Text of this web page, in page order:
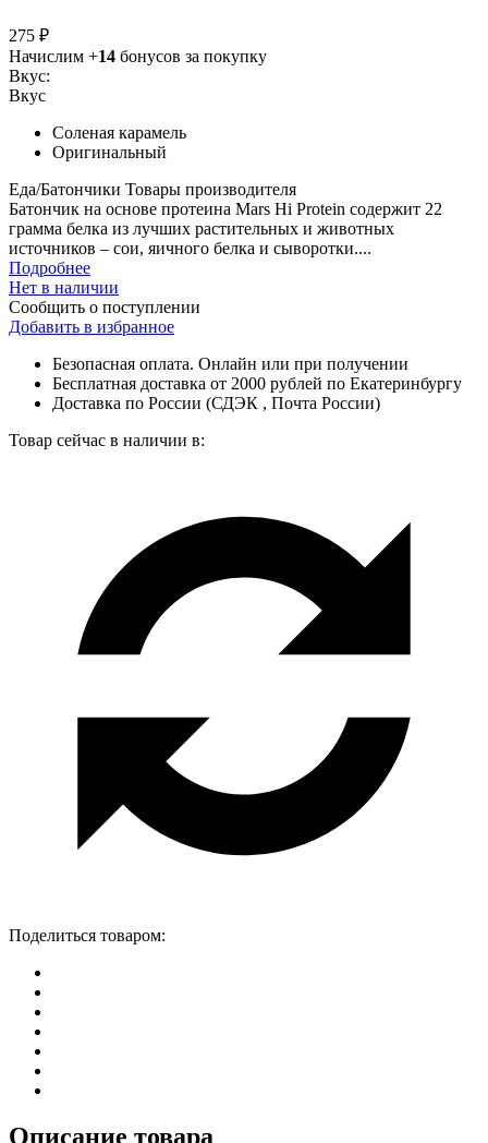
275 ₽
Начислим +14 бонусов за покупку
Вкус:
Вкус
Соленая карамель
Оригинальный
Еда/Батончики Товары производителя
Батончик на основе протеина Mars Hi Protein содержит 22
грамма белка из лучших растительных и животных
источников – сои, яичного белка и сыворотки....
Подробнее
Нет в наличии
Сообщить о поступлении
Добавить в избранное
Безопасная оплата. Онлайн или при получении
Бесплатная доставка от 2000 рублей по Екатеринбургу
Доставка по России (СДЭК , Почта России)
Товар сейчас в наличии в:
Поделиться товаром:
Описание товара